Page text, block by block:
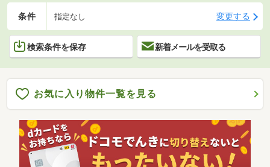
条件 指定なし 変更する
検索条件を保存 新着メールを受取る
お気に入り物件一覧を見る